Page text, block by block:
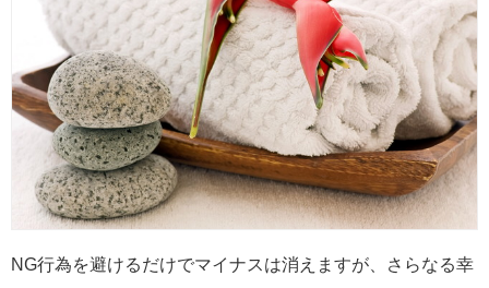
NG行為を避けるだけでマイナスは消えますが、さらなる幸